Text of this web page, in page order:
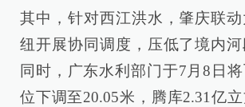
其中，针对西江洪水，肇庆联
纽开展协同调度，压低了境内河
同时，广东水利部门于7月8日
位下调至20.05米，腾库2.31亿